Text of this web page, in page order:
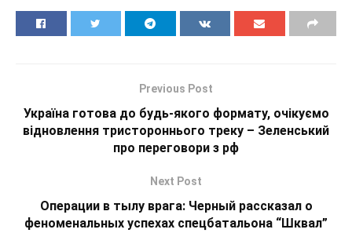
Previous Post
Україна готова до будь-якого формату, очікуємо
відновлення тристороннього треку – Зеленський
про переговори з рф
Next Post
Операции в тылу врага: Черный рассказал о
феноменальных успехах спецбатальона “Шквал”